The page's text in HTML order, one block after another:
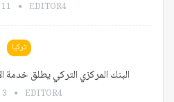
EDITOR4 11 ساعة منذ
تركيا
البنك المركزي التركي يطلق
EDITOR4 3 أيام منذ